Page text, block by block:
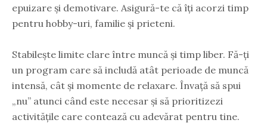
epuizare și demotivare. Asigură-te că îți acorzi timp
pentru hobby-uri, familie și prieteni.
Stabilește limite clare între muncă și timp liber. Fă-ți
un program care să includă atât perioade de muncă
intensă, cât și momente de relaxare. Învață să spui
„nu” atunci când este necesar și să prioritizezi
activitățile care contează cu adevărat pentru tine.